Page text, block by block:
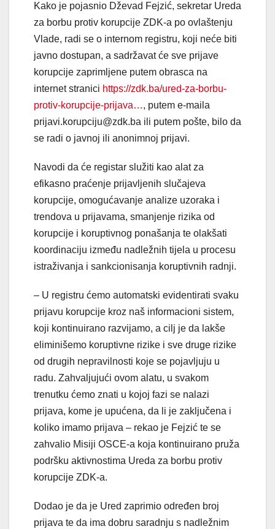
Kako je pojasnio Dževad Fejzić, sekretar Ureda
za borbu protiv korupcije ZDK-a po ovlaštenju
Vlade, radi se o internom registru, koji neće biti
javno dostupan, a sadržavat će sve prijave
korupcije zaprimljene putem obrasca na
internet stranici https://zdk.ba/ured-za-borbu-
protiv-korupcije-prijava…, putem e-maila
prijavi.korupciju@zdk.ba ili putem pošte, bilo da
se radi o javnoj ili anonimnoj prijavi.
Navodi da će registar služiti kao alat za
efikasno praćenje prijavljenih slučajeva
korupcije, omogućavanje analize uzoraka i
trendova u prijavama, smanjenje rizika od
korupcije i koruptivnog ponašanja te olakšati
koordinaciju između nadležnih tijela u procesu
istraživanja i sankcionisanja koruptivnih radnji.
– U registru ćemo automatski evidentirati svaku
prijavu korupcije kroz naš informacioni sistem,
koji kontinuirano razvijamo, a cilj je da lakše
eliminišemo koruptivne rizike i sve druge rizike
od drugih nepravilnosti koje se pojavljuju u
radu. Zahvaljujući ovom alatu, u svakom
trenutku ćemo znati u kojoj fazi se nalazi
prijava, kome je upućena, da li je zaključena i
koliko imamo prijava – rekao je Fejzić te se
zahvalio Misiji OSCE-a koja kontinuirano pruža
podršku aktivnostima Ureda za borbu protiv
korupcije ZDK-a.
Dodao je da je Ured zaprimio određen broj
prijava te da ima dobru saradnju s nadležnim